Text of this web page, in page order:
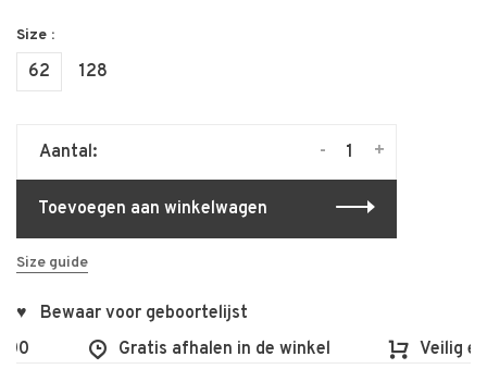
Size :
62 128
Aantal: +
-
Toevoegen aan winkelwagen
Size guide
♥ Bewaar voor geboortelijst
Gratis afhalen in de winkel Veilig en